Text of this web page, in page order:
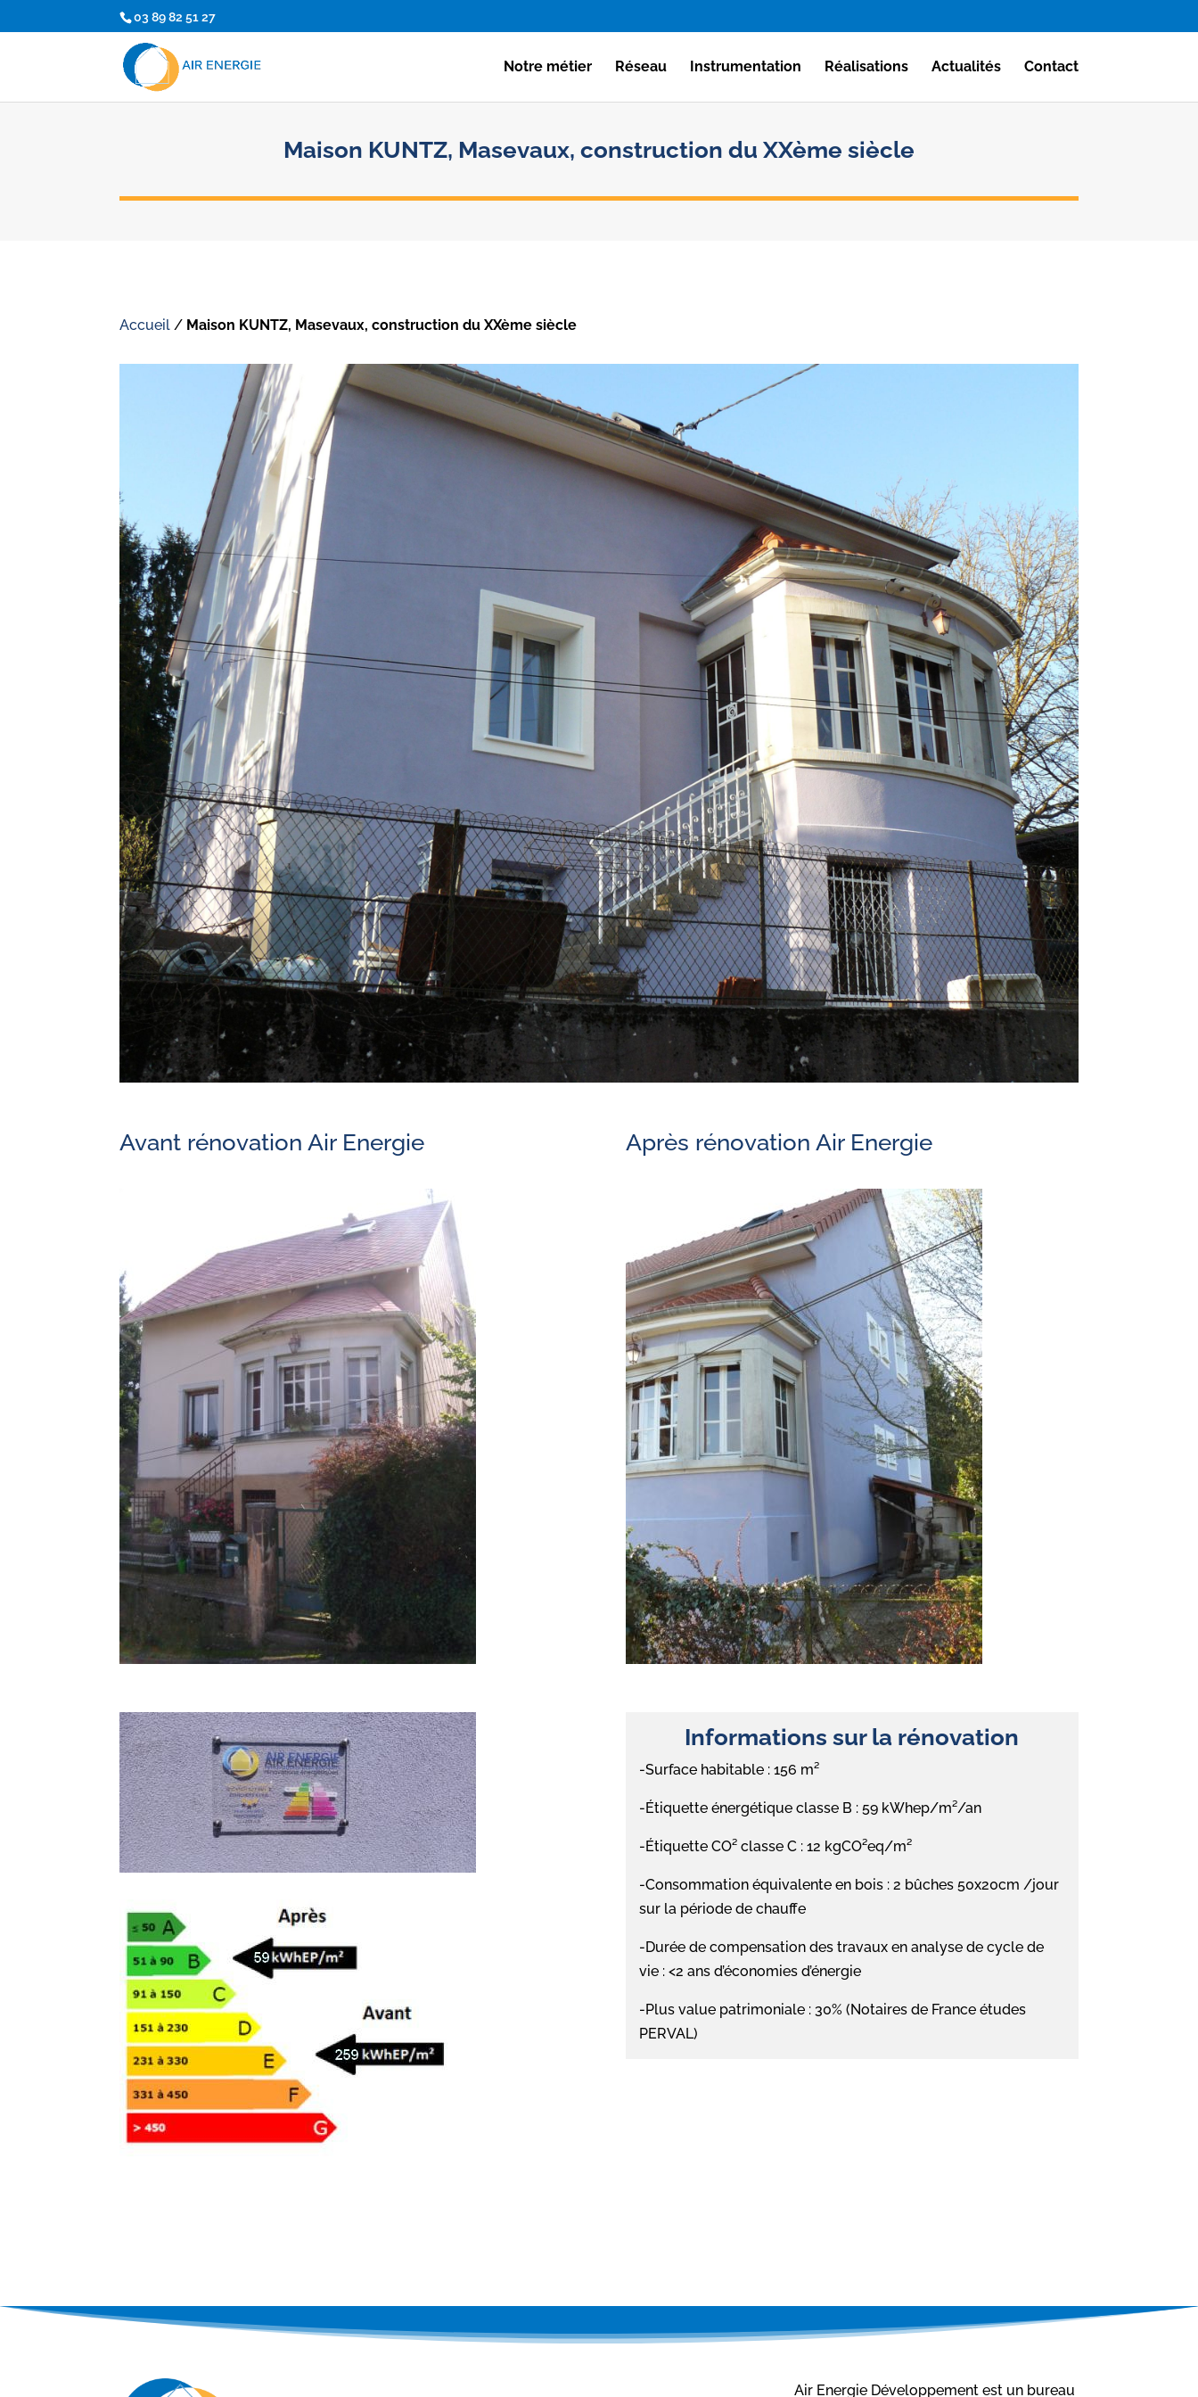
03 89 82 51 27
Notre métier Réseau Instrumentation Réalisations Actualités Contact
Maison KUNTZ, Masevaux, construction du XXème siècle
Accueil / Maison KUNTZ, Masevaux, construction du XXème siècle
Avant rénovation Air Energie Après rénovation Air Energie
Informations sur la rénovation
-Surface habitable : 156 m²
-Étiquette énergétique classe B : 59 kWhep/m²/an
-Étiquette CO² classe C : 12 kgCO²eq/m²
-Consommation équivalente en bois : 2 bûches 50x20cm /jour
sur la période de chauffe
-Durée de compensation des travaux en analyse de cycle de
vie : <2 ans d’économies d’énergie
-Plus value patrimoniale : 30% (Notaires de France études
PERVAL)
Air Energie Développement est un bureau